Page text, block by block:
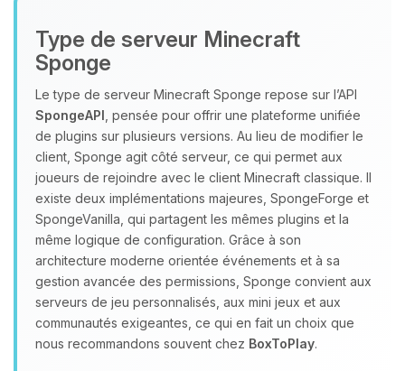
Type de serveur Minecraft
Sponge
Le type de serveur Minecraft Sponge repose sur l’API
SpongeAPI , pensée pour offrir une plateforme unifiée
de plugins sur plusieurs versions. Au lieu de modifier le
client, Sponge agit côté serveur, ce qui permet aux
joueurs de rejoindre avec le client Minecraft classique. Il
existe deux implémentations majeures, SpongeForge et
SpongeVanilla, qui partagent les mêmes plugins et la
même logique de configuration. Grâce à son
architecture moderne orientée événements et à sa
gestion avancée des permissions, Sponge convient aux
serveurs de jeu personnalisés, aux mini jeux et aux
communautés exigeantes, ce qui en fait un choix que
nous recommandons souvent chez BoxToPlay.
Youpi, enfin quelqu’un pour me
parler ! Moi c’est Choupy, ton petit
assistant BoxToPlay. Dis-moi ce dont
tu as besoin et je vais remuer mes
petits circuits pour t’aider.
07/08/2026 à 18:05